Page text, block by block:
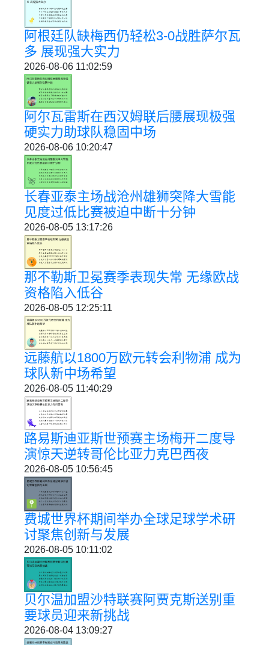
阿根廷队缺梅西仍轻松3-0战胜萨尔瓦
多 展现强大实力
2026-08-06 11:02:59
阿尔瓦雷斯在西汉姆联后腰展现极强
硬实力助球队稳固中场
2026-08-06 10:20:47
长春亚泰主场战沧州雄狮突降大雪能
见度过低比赛被迫中断十分钟
2026-08-05 13:17:26
那不勒斯卫冕赛季表现失常 无缘欧战
资格陷入低谷
2026-08-05 12:25:11
远藤航以1800万欧元转会利物浦 成为
球队新中场希望
2026-08-05 11:40:29
路易斯迪亚斯世预赛主场梅开二度导
演惊天逆转哥伦比亚力克巴西夜
2026-08-05 10:56:45
费城世界杯期间举办全球足球学术研
讨聚焦创新与发展
2026-08-05 10:11:02
贝尔温加盟沙特联赛阿贾克斯送别重
要球员迎来新挑战
2026-08-04 13:09:27